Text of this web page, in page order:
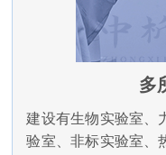
多
建设有生物实验室、
验室、非标实验室、